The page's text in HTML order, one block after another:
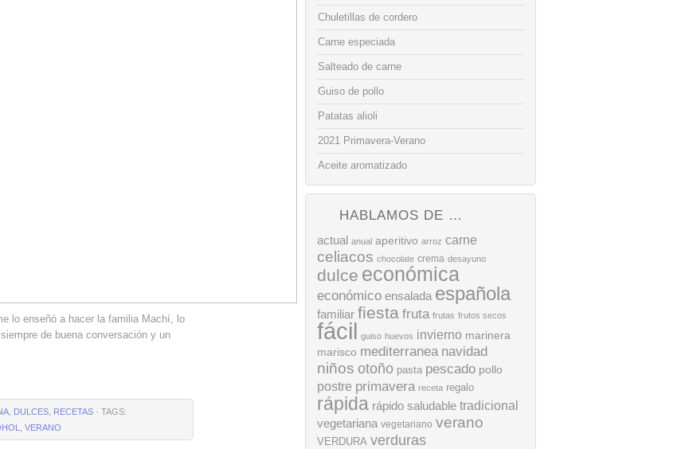
lo enseñó a hacer la familia Machí, lo
de buena conversación y un
DULCES RECETAS · TAGS:
VERANO
Chuletillas de cordero
Carne especiada
Salteado de carne
Guiso de pollo
Patatas alioli
2021 Primavera-Verano
Aceite aromatizado
HABLAMOS DE …
actual anual aperitivo arroz carne
celiacos chocolate crema desayuno
dulce económica
económico ensalada española
familiar fiesta fruta frutas frutos secos
fácil guiso huevos invierno marinera
marisco mediterranea navidad
niños otoño pasta pescado pollo
postre primavera receta regalo
rápida rápido saludable tradicional
vegetariana vegetariano verano
VERDURA verduras